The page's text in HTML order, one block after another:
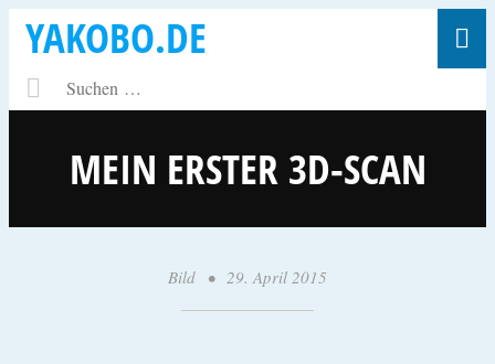
YAKOBO.DE
MEIN ERSTER 3D-SCAN
Bild • 29. April 2015